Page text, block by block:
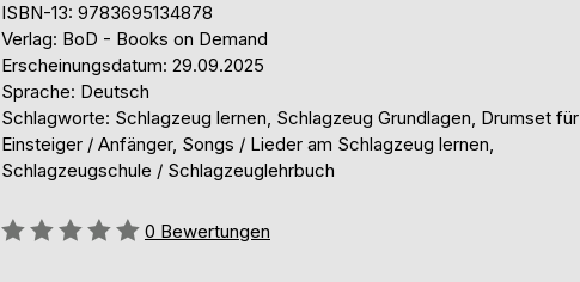
ISBN-13: 9783695134878
Verlag: BoD - Books on Demand
Erscheinungsdatum: 29.09.2025
Sprache: Deutsch
Schlagworte: Schlagzeug lernen, Schlagzeug Grundlagen, Drumset für
Einsteiger / Anfänger, Songs / Lieder am Schlagzeug lernen,
Schlagzeugschule / Schlagzeuglehrbuch
Bewertung::
0 Bewertungen